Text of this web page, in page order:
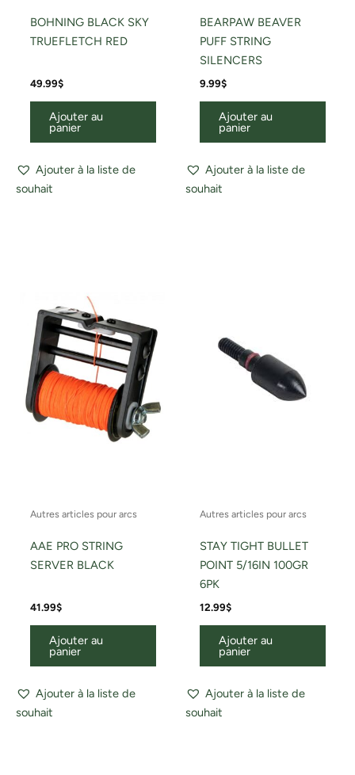
BOHNING BLACK SKY
TRUEFLETCH RED
49.99$
Ajouter au
panier
Ajouter à la liste de
souhait
BEARPAW BEAVER
PUFF STRING
SILENCERS
9.99$
Ajouter au
panier
Ajouter à la liste de
souhait
Autres articles pour arcs
AAE PRO STRING
SERVER BLACK
41.99$
Ajouter au
panier
Ajouter à la liste de
souhait
Autres articles pour arcs
STAY TIGHT BULLET
POINT 5/16IN 100GR
6PK
12.99$
Ajouter au
panier
Ajouter à la liste de
souhait